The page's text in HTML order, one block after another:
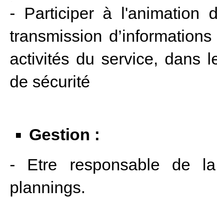
- Participer à l'animation
transmission
activités du service, dans
de sécurité
Gestion :
- Etre responsable de
plannings.